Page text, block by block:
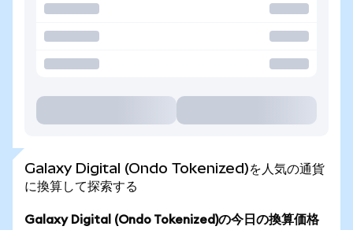
Galaxy Digital (Ondo Tokenized)を人気の通貨
に換算して探索する
Galaxy Digital (Ondo Tokenized)の今日の換算価格